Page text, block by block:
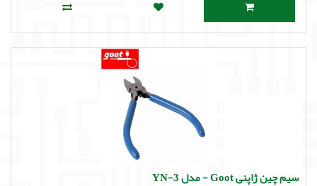
سیم چین ژاپنی Goot - مدل YN-3